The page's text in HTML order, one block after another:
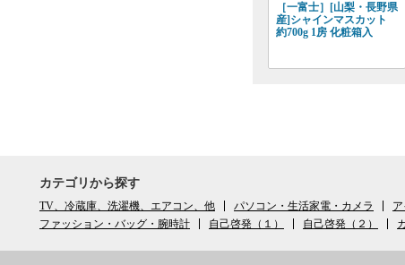
［一富士］[山梨・長野県
産]シャインマスカット
約700g 1房 化粧箱入
カテゴリから探す
TV、冷蔵庫、洗濯機、エアコン、他 パソコン・生活家電・カメラ
ファッション・バッグ・腕時計
自己啓発（１） 自己啓発（２）